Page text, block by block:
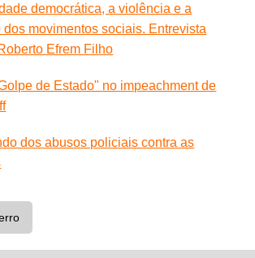
democrática, a violência e a
movimentos sociais. Entrevista
Efrem Filho
de Estado" no impeachment de
dos abusos policiais contra as